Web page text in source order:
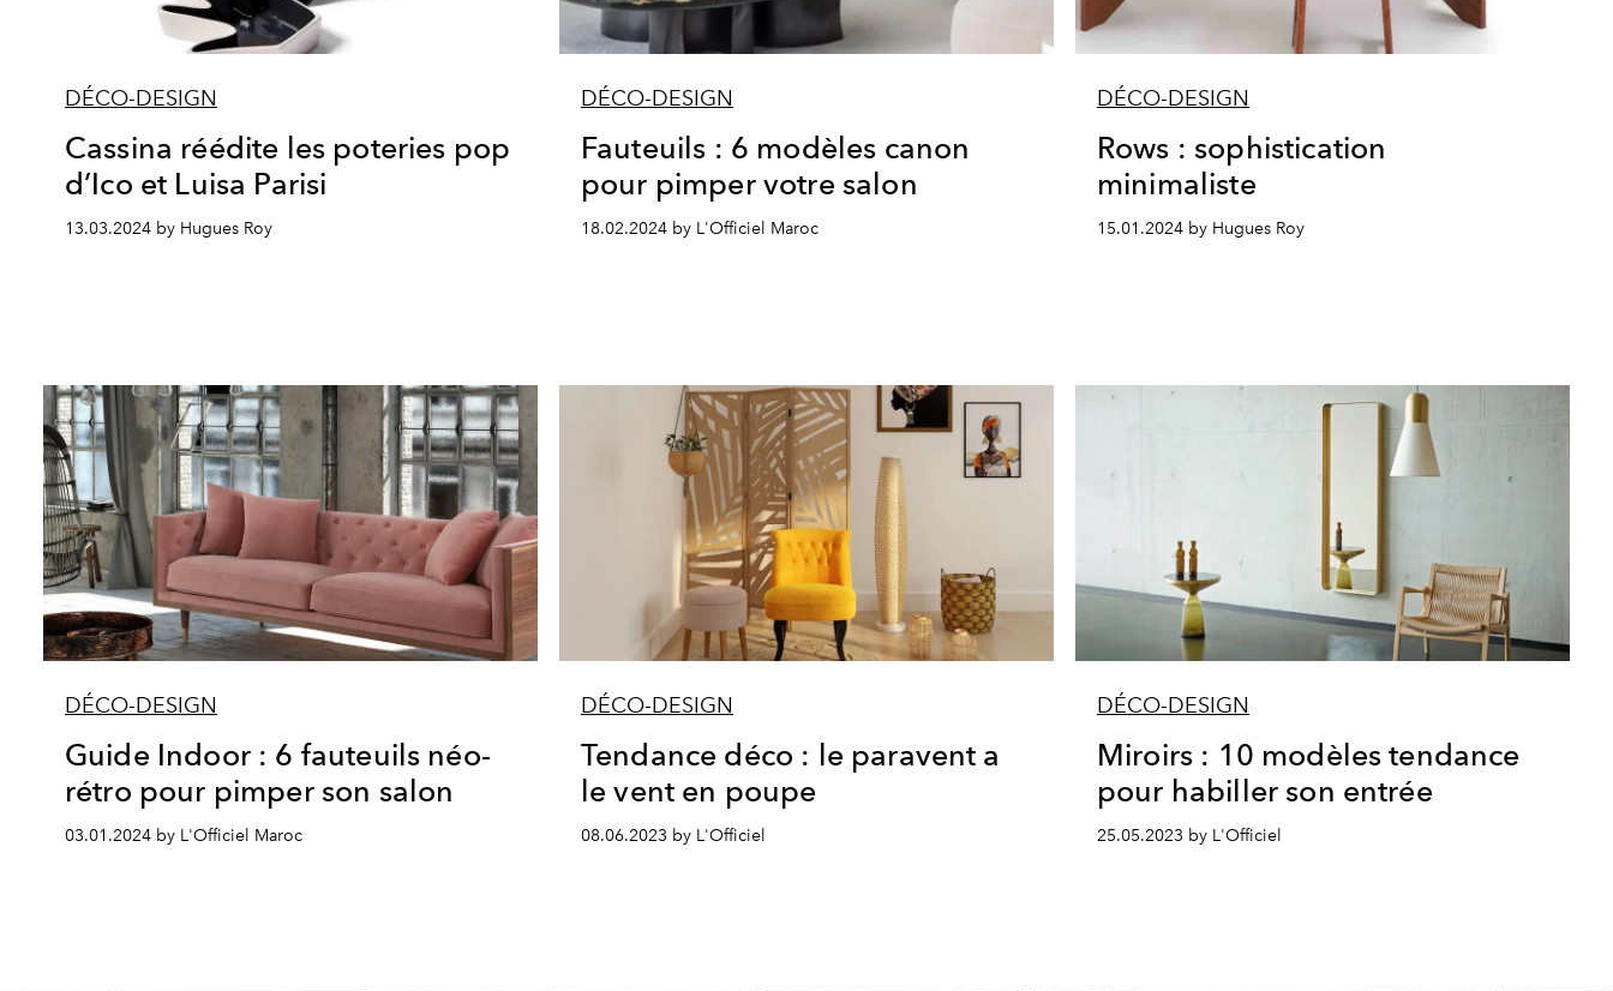
DÉCO-DESIGN
Cassina réédite les poteries pop
d’Ico et Luisa Parisi
13.03.2024 by Hugues Roy
DÉCO-DESIGN
Fauteuils : 6 modèles canon
pour pimper votre salon
18.02.2024 by L'Officiel Maroc
DÉCO-DESIGN
Rows : sophistication
minimaliste
15.01.2024 by Hugues Roy
DÉCO-DESIGN
Guide Indoor : 6 fauteuils néo-
rétro pour pimper son salon
03.01.2024 by L'Officiel Maroc
DÉCO-DESIGN
Tendance déco : le paravent a
le vent en poupe
08.06.2023 by L'Officiel
DÉCO-DESIGN
Miroirs : 10 modèles tendance
pour habiller son entrée
25.05.2023 by L'Officiel